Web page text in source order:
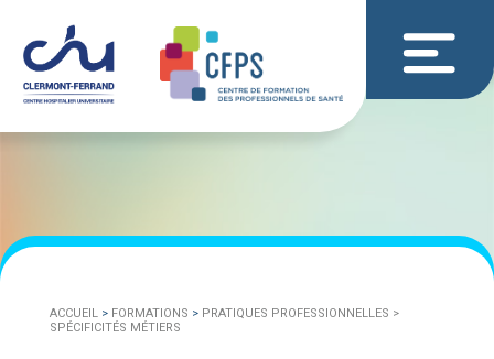
ACCUEIL> FORMATIONS > PRATIQUES PROFESSIONNELLES >
SPÉCIFICITÉS MÉTIERS